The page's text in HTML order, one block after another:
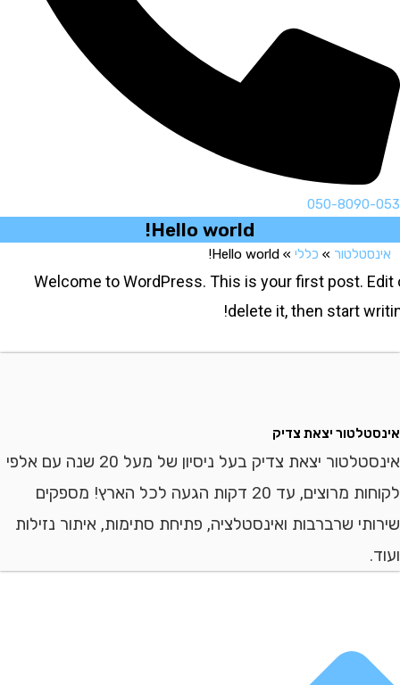
050-8090-
Hello world!
» כללי»
Hello world!
Welcome to WordPress. This is your first post.
delete it, then start
יצאת צדיק
אינסטלטור יצאת צדיק בעל ניסיון של מעל 20 שנה עם אלפי
לקוחות מרוצים, עד 20 דקות הגעה לכל הארץ! מספקים
שרברבות ואינסטלציה, פתיחת סתימות, איתור נזילות